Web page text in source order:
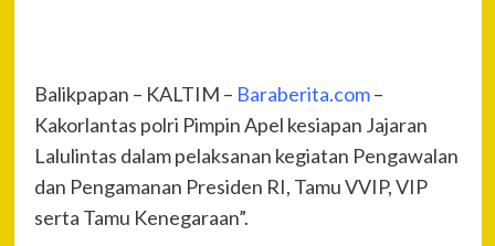
Balikpapan – KALTIM – Baraberita.com–
Kakorlantas polri Pimpin Apel kesiapan Jajaran
Lalulintas dalam pelaksanan kegiatan Pengawalan
dan Pengamanan Presiden RI, Tamu VVIP, VIP
serta Tamu Kenegaraan”.